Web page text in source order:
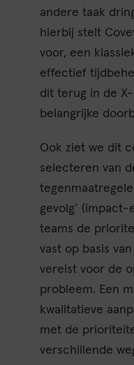
andere taak
hierbij stelt
voor, een
effectief
dit terug in de
belangrijke
Ook ziet we dit
selecteren van
gevolg’ (impact-
teams de
vast op basis
vereist voor de
probleem. Een
kwalitatieve
met de
verschillende